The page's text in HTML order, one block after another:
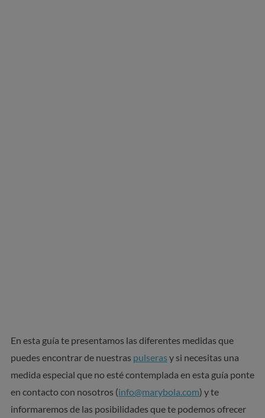
En esta guía te presentamos las diferentes medidas que
puedes encontrar de nuestras pulseras y si necesitas una
medida especial que no esté contemplada en esta guía ponte
en contacto con nosotros (info@marybola.com) y te
informaremos de las posibilidades que te podemos ofrecer